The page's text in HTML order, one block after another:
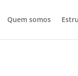
Quem somos